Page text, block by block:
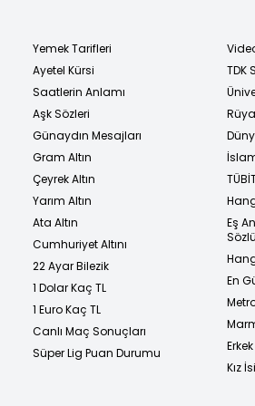
Yemek Tarifleri
Ayetel Kürsi
Saatlerin Anlamı
Aşk Sözleri
Günaydın Mesajları
Gram Altın
Çeyrek Altın
Yarım Altın
Ata Altın
Cumhuriyet Altını
22 Ayar Bilezik
1 Dolar Kaç TL
1 Euro Kaç TL
Canlı Maç Sonuçları
Süper Lig Puan Durumu
TDK
Eş
En
Kız